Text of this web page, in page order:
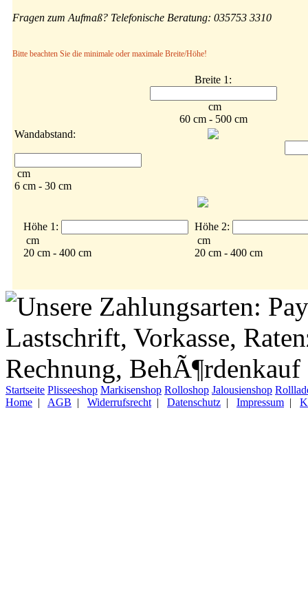
Fragen zum Aufmaß? Telefonische Beratung: 035753 3310
Bitte beachten Sie die minimale oder maximale Breite/Höhe!
Breite 1:
cm
60 cm - 500 cm
Wandabstand:
cm
6 cm - 30 cm
Höhe 1:
cm
20 cm - 400 cm
Höhe 2:
cm
20 cm - 400 cm
Startseite Plisseeshop Markisenshop Rolloshop Jalousienshop
Home | AGB | Widerrufsrecht | Datenschutz | Impressum |